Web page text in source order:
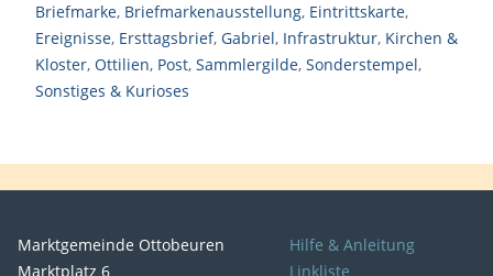
Briefmarke, Briefmarkenausstellung, Eintrittskarte,
Ereignisse, Ersttagsbrief, Gabriel, Infrastruktur, Kirchen &
Kloster, Ottilien, Post, Sammlergilde, Sonderstempel,
Sonstiges & Kurioses
Marktgemeinde Ottobeuren
Marktplatz 6
Hilfe & Anleitung
Linkliste